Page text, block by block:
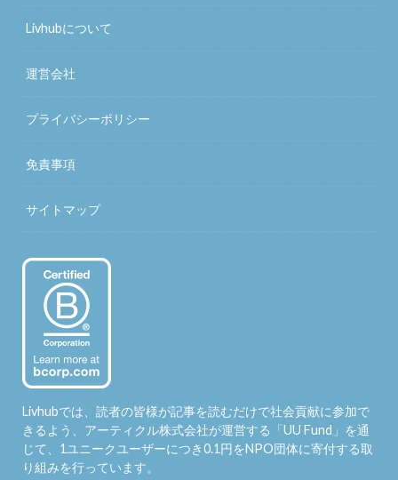
Livhubについて
運営会社
プライバシーポリシー
免責事項
サイトマップ
Livhubでは、読者の皆様が記事を読むだけで社会貢献に参加で
きるよう、アーティクル株式会社が運営する「UU Fund 」を通
じて、1ユニークユーザーにつき0.1円をNPO団体に寄付する取
り組みを行っています。